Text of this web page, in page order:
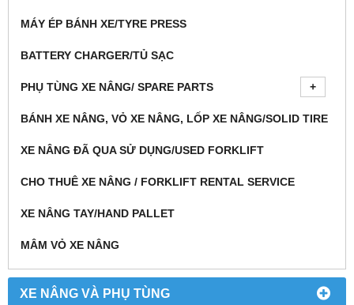
MÁY ÉP BÁNH XE/TYRE PRESS
BATTERY CHARGER/TỦ SẠC
PHỤ TÙNG XE NÂNG/ SPARE PARTS
BÁNH XE NÂNG, VỎ XE NÂNG, LỐP XE NÂNG/SOLID TIRE
XE NÂNG ĐÃ QUA SỬ DỤNG/USED FORKLIFT
CHO THUÊ XE NÂNG / FORKLIFT RENTAL SERVICE
XE NÂNG TAY/HAND PALLET
MÂM VỎ XE NÂNG
XE NÂNG VÀ PHỤ TÙNG